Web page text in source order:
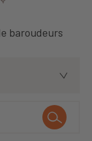
baroudeurs